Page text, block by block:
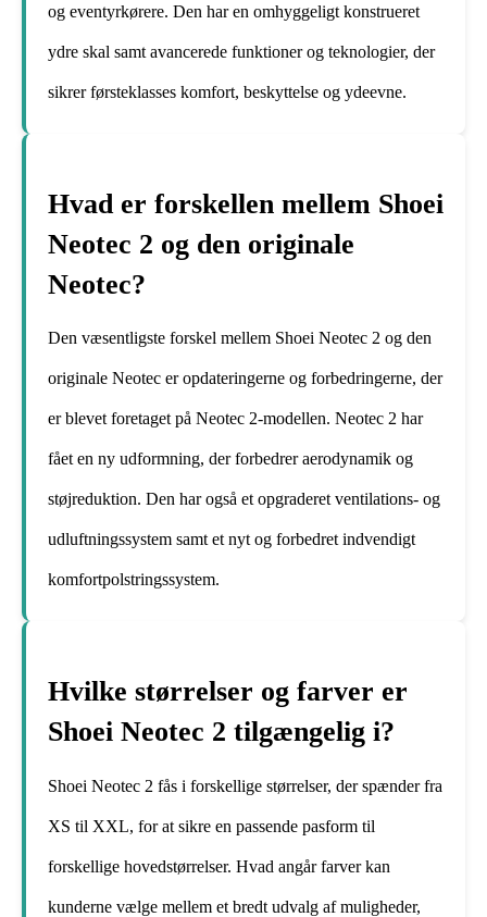
og eventyrkørere. Den har en omhyggeligt konstrueret
ydre skal samt avancerede funktioner og teknologier, der
sikrer førsteklasses komfort, beskyttelse og ydeevne.
Hvad er forskellen mellem Shoei
Neotec 2 og den originale
Neotec?
Den væsentligste forskel mellem Shoei Neotec 2 og den
originale Neotec er opdateringerne og forbedringerne, der
er blevet foretaget på Neotec 2-modellen. Neotec 2 har
fået en ny udformning, der forbedrer aerodynamik og
støjreduktion. Den har også et opgraderet ventilations- og
udluftningssystem samt et nyt og forbedret indvendigt
komfortpolstringssystem.
Hvilke størrelser og farver er
Shoei Neotec 2 tilgængelig i?
Shoei Neotec 2 fås i forskellige størrelser, der spænder fra
XS til XXL, for at sikre en passende pasform til
forskellige hovedstørrelser. Hvad angår farver kan
kunderne vælge mellem et bredt udvalg af muligheder,